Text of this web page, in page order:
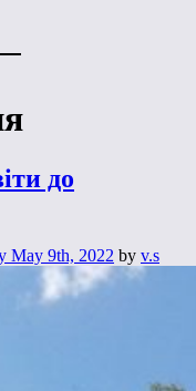
до
May 9th, 2022 by v.s